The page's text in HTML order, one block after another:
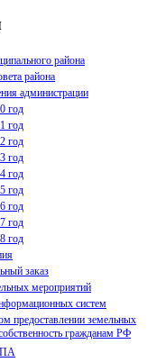
района
района
администрации
год
год
год
год
год
год
год
год
год
заказ
мероприятий
систем
предоставлении земельных
гражданам РФ